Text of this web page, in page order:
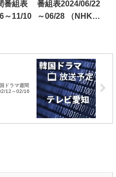
番組表
～11/10
番組表2024/06/22
～06/28 （NHK
TBS・BSテレ東・
BSフジ）
ドラマ週間
12～02/16